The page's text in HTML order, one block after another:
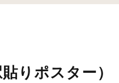
りポスター）